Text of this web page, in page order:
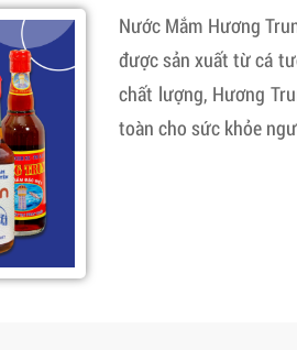
Nước Mắm Hương
được sản xuất từ cá
chất lượng, Hương
toàn cho sức khỏe